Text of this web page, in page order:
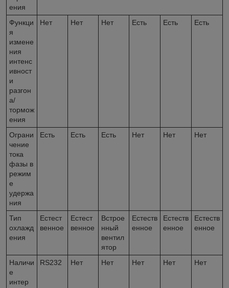
ения
Функци
я
измене
ния
интенс
ивност
и
разгон
а/
тормож
ения
Нет Нет Нет Есть Есть Есть
Ограни
чение
тока
фазы в
режим
е
удержа
ния
Есть Есть Есть Нет Нет Нет
Тип
охлажд
ения
Естест
венное
Естест
венное
Встрое
нный
вентил
ятор
Естеств
енное
Естеств
енное
Естеств
енное
Наличи
е
интер
RS232 Нет Нет Нет Нет Нет